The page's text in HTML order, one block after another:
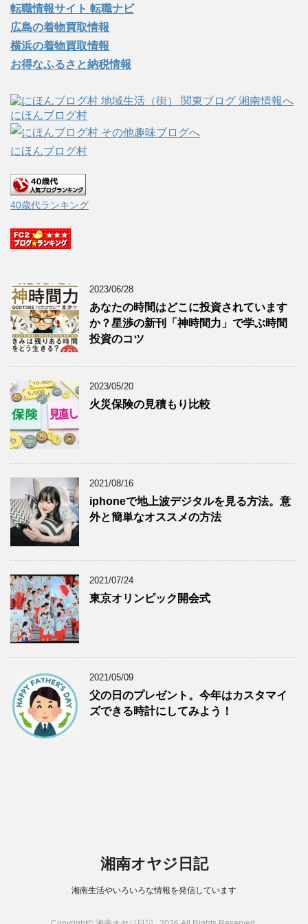
転職情報サイト 転職ナビ
広島の着物買取情報
横浜の着物買取情報
お得なふるさと納税情報
にほんブログ村
にほんブログ村
40歳代ランキング
2023/06/28
あなたの時間はどこに投資されています
か？星渉の新刊「神時間力」で学ぶ時間
投資のコツ
2023/05/20
火災保険の見積もり比較
2021/08/16
iphoneで地上波デジタルを見る方法。意
外と簡単なオススメの方法
2021/07/24
東京オリンピック開会式
2021/05/09
父の日のプレゼント。今年はカスタマイ
ズできる時計にしてみよう！
湘南オヤジ日記
湘南生活やいろいろな情報を発信しています